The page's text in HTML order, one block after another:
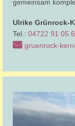
gemeinsam
Ulrike Grünrock-
Tel.: 04722 91 05
gruenrock-